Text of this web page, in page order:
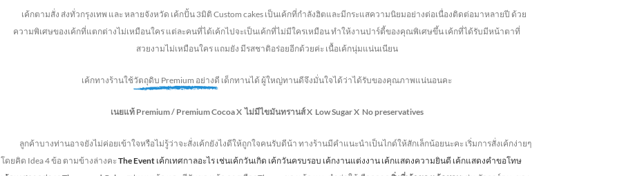
เค้กตามสั่ง ส่งทั่วกรุงเทพ และ หลายจังหวัด เค้กปั้น 3มิติ Custom cakes เป็นเค้กที่กำลังฮิตและมีกระแสความนิยมอย่างต่อเนื่องติดต่อมาหลายปี ด้วย
ความพิเศษของเค้กที่แตกต่างไม่เหมือนใคร แต่ละคนที่ได้เค้กไปจะเป็นเค้กที่ไม่มีใครเหมือน ทำให้งานปาร์ตี้ของคุณพิเศษขึ้น เค้กที่ได้รับมีหน้าตาที่
สวยงามไม่เหมือนใคร แถมยัง มีรสชาติอร่อยอีกด้วยค่ะ เนื้อเค้กนุ่มแน่นเนียน
เค้กทางร้านใช้วัตถุดิบ Premium อย่างดี เด็กทานได้ ผู้ใหญ่ทานดีจึงมั่นใจได้ว่าได้รับของคุณภาพแน่นอนคะ
เนยแท้ Premium / Premium CocoaX ไม่มีไขมันทรานส์X Low SugarX No preservatives
ลูกค้าบางท่านอาจยังไม่ค่อยเข้าใจหรือไม่รู้ว่าจะสั่งเค้กยังไงดีให้ถูกใจคนรับดีน้า ทางร้านมีคำแนะนำเป็นไกด์ให้สักเล็กน้อยนะคะ เริ่มการสั่งเค้กง่ายๆ
โดยคิด Idea 4 ข้อ ตามข้างล่างคะ The Event เค้กเทศกาลอะไร เช่นเค้กวันเกิด เค้กวันครบรอบ เค้กงานแต่งงาน เค้กแสดงความยินดี เค้กแสดงคำขอโทษ